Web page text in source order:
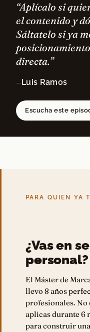
“Aplícalo si
el contenido y
Sáltatelo si ya
directa.”
— Luis Ramos
Escucha este
PARA QUIEN YA
¿Vas en
personal?
El Máster de
llevo 8 años
profesionales. No
aplicas durante 6
para construir